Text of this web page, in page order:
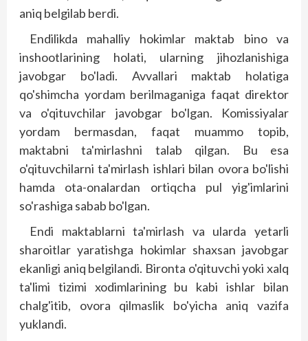
aniq belgilab berdi.
Endilikda mahalliy hokimlar maktab bino va
inshootlarining holati, ularning jihozlanishiga
javobgar bo'ladi. Avvallari maktab holatiga
qo'shimcha yordam berilmaganiga faqat direktor
va o'qituvchilar javobgar bo'lgan. Komissiyalar
yordam bermasdan, faqat muammo topib,
maktabni ta'mirlashni talab qilgan. Bu esa
o'qituvchilarni ta'mirlash ishlari bilan ovora bo'lishi
hamda ota-onalardan ortiqcha pul yig'imlarini
so'rashiga sabab bo'lgan.
Endi maktablarni ta'mirlash va ularda yetarli
sharoitlar yaratishga hokimlar shaxsan javobgar
ekanligi aniq belgilandi. Bironta o'qituvchi yoki xalq
ta'limi tizimi xodimlarining bu kabi ishlar bilan
chalg'itib, ovora qilmaslik bo'yicha aniq vazifa
yuklandi.